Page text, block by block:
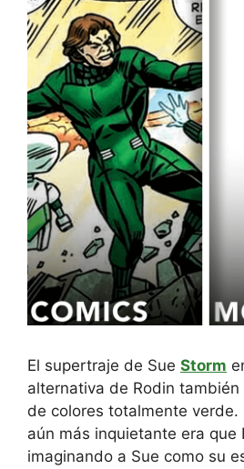
El supertraje de Sue Storm
alternativa de Rodin
de colores totalmente verde.
aún más inquietante era que
imaginando a Sue como su